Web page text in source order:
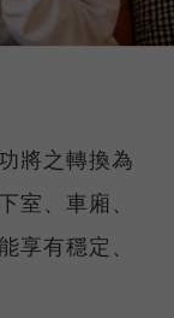
將之轉換為
室、車廂、
享有穩定、